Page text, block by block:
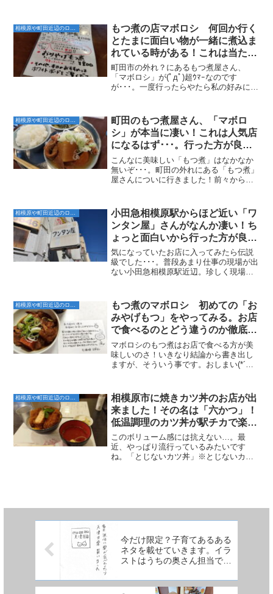
*)JR相模原駅から徒歩圏内にあるので、
電...
もつ煮の店マボロシ 何回か行く
とたまに面白い物が一緒に煮込ま
れている時がある！これは当たり
なのかな？
町田市の外れ？にあるもつ煮屋さん、
「マボロシ」が(ﾟдﾟ)超ｳﾏｰなのです
が･･･。一度行ったらやたら私の好みにド
いるのですが、何回行っても味が安定し
ていて良いんですよ...
相模原や町田近辺のローカルなお店
町田のもつ煮屋さん、「マボロ
シ」が本当に凄い！これは人気店
になるはず･･･。行った方が良い
ぞ！
こんなに美味しい「もつ煮」はなかなか
無いぞ･･･。町田の外れにある「もつ煮」
屋さんについに行きました！前々から評
つ」は多摩川競艇（今はボートレース多
摩川）の串もつ屋さんとコ...
小田急相模原駅からほど近い「ワ
ンタン屋」さんがなんか凄い！ち
ょっと面白いから行った方が良い
ぞ！
気になっていたお店に入ってみたら伝説
級でした･･･。普段あまり仕事の現場が出
ない小田急相模原駅近辺。珍しく現場が
より凄い！どう凄いのかは記事を読んで
みてのご判断に任せま...
相模原や町田近辺のローカルなお店
もつ煮のマボロシ 初めての「お
みやげもつ」をやってみる。お店
で食べるのとどう違うのか徹底解
説！
マボロシのもつ煮はお店で食べる方が美
味しいのさ！いきなり結論から書き出し
ますが、そういう事です。おしまい(*´▽
す!!!私が愛してやまない、町田市にある
「...
相模原市に焼きカツ丼のお店が出
来ました！その名は「六かつ」！
低温調理のカツ丼が駅チカで楽し
めるぞ！
このボリューム感には抗えない…。最
近、やっぱり流行っているみたいです
ね。「とじないカツ丼」※とじないカツ
今だけ限定？子育てあるある
ネタを載せていきます。イラ
ストはうちの奥さん担当です